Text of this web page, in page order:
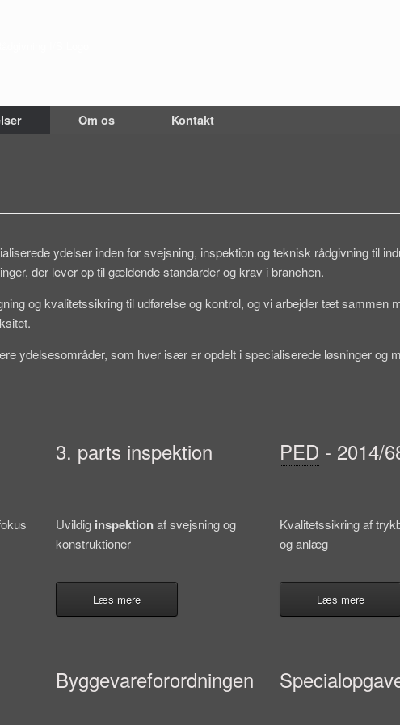
Om os Kontakt
ydelser inden for svejsning, inspektion og teknisk rådgivning til
der lever op til gældende standarder og krav i branchen.
og kvalitetssikring til udførelse og kontrol, og vi arbejder tæt sammen
ydelsesområder, som hver især er opdelt i specialiserede løsninger og
3. parts inspektion
Uvildig inspektionaf svejsning og
konstruktioner
Læs mere
PED - 2014/
Kvalitetssikring af
og anlæg
Læs mere
Byggevareforordningen